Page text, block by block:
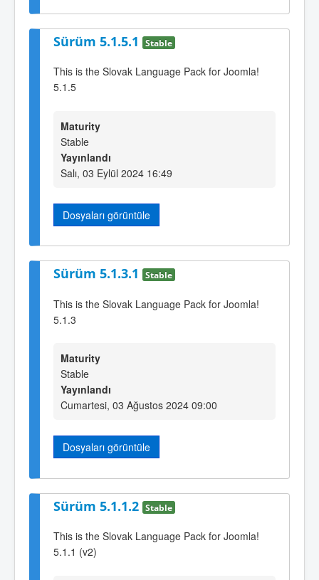
Sürüm 5.1.5.1 Stable
This is the Slovak Language Pack for Joomla!
5.1.5
Maturity
Stable
Yayınlandı
Salı, 03 Eylül 2024 16:49
Dosyaları görüntüle
Sürüm 5.1.3.1 Stable
This is the Slovak Language Pack for Joomla!
5.1.3
Maturity
Stable
Yayınlandı
Cumartesi, 03 Ağustos 2024 09:00
Dosyaları görüntüle
Sürüm 5.1.1.2 Stable
This is the Slovak Language Pack for Joomla!
5.1.1 (v2)